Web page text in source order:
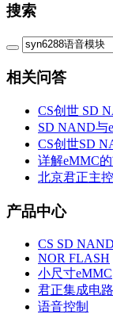
搜索
相关问答
CS创世 SD
SD NAND与
CS创世SD
详解eMMC
北京君正主
产品中心
CS SD NAND
NOR FLASH
小尺寸eMMC
君正集成电路
语音控制